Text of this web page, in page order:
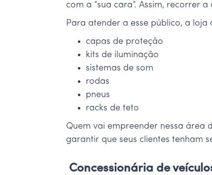
com a “sua cara”. Assim, recorrer
Para atender a esse público, a
capas de proteção
kits de iluminação
sistemas de som
rodas
pneus
racks de teto
Quem vai empreender nessa
garantir que seus clientes tenham
Concessionária de